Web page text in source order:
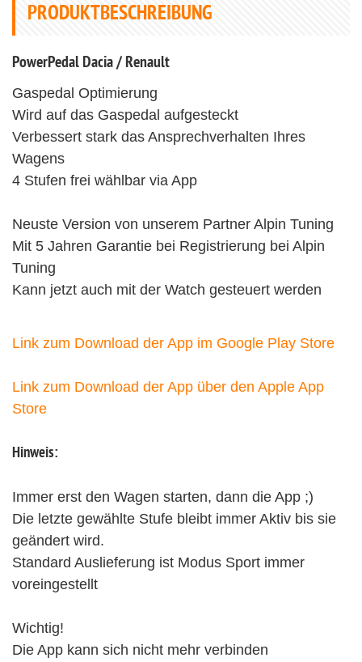
PRODUKTBESCHREIBUNG
PowerPedal Dacia / Renault
Gaspedal Optimierung
Wird auf das Gaspedal aufgesteckt
Verbessert stark das Ansprechverhalten Ihres
Wagens
4 Stufen frei wählbar via App
Neuste Version von unserem Partner Alpin Tuning
Mit 5 Jahren Garantie bei Registrierung bei Alpin
Tuning
Kann jetzt auch mit der Watch gesteuert werden
Link zum Download der App im Google Play Store
Link zum Download der App über den Apple App
Store
Hinweis:
Immer erst den Wagen starten, dann die App ;)
Die letzte gewählte Stufe bleibt immer Aktiv bis sie
geändert wird.
Standard Auslieferung ist Modus Sport immer
voreingestellt
Wichtig!
Die App kann sich nicht mehr verbinden